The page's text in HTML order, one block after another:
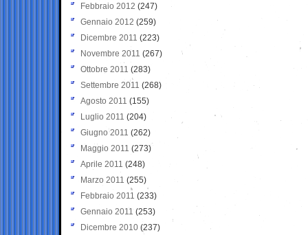
Febbraio 2012 (247)
Gennaio 2012 (259)
Dicembre 2011 (223)
Novembre 2011 (267)
Ottobre 2011 (283)
Settembre 2011 (268)
Agosto 2011 (155)
Luglio 2011 (204)
Giugno 2011 (262)
Maggio 2011 (273)
Aprile 2011 (248)
Marzo 2011 (255)
Febbraio 2011 (233)
Gennaio 2011 (253)
Dicembre 2010 (237)